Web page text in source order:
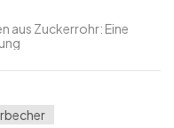
aus Zuckerrohr: Eine